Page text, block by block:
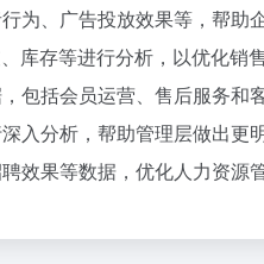
为、广告投放效果等，帮助
库存等进行分析，以优化销
包括会员运营、售后服务和
入分析，帮助管理层做出更
效果等数据，优化人力资源管